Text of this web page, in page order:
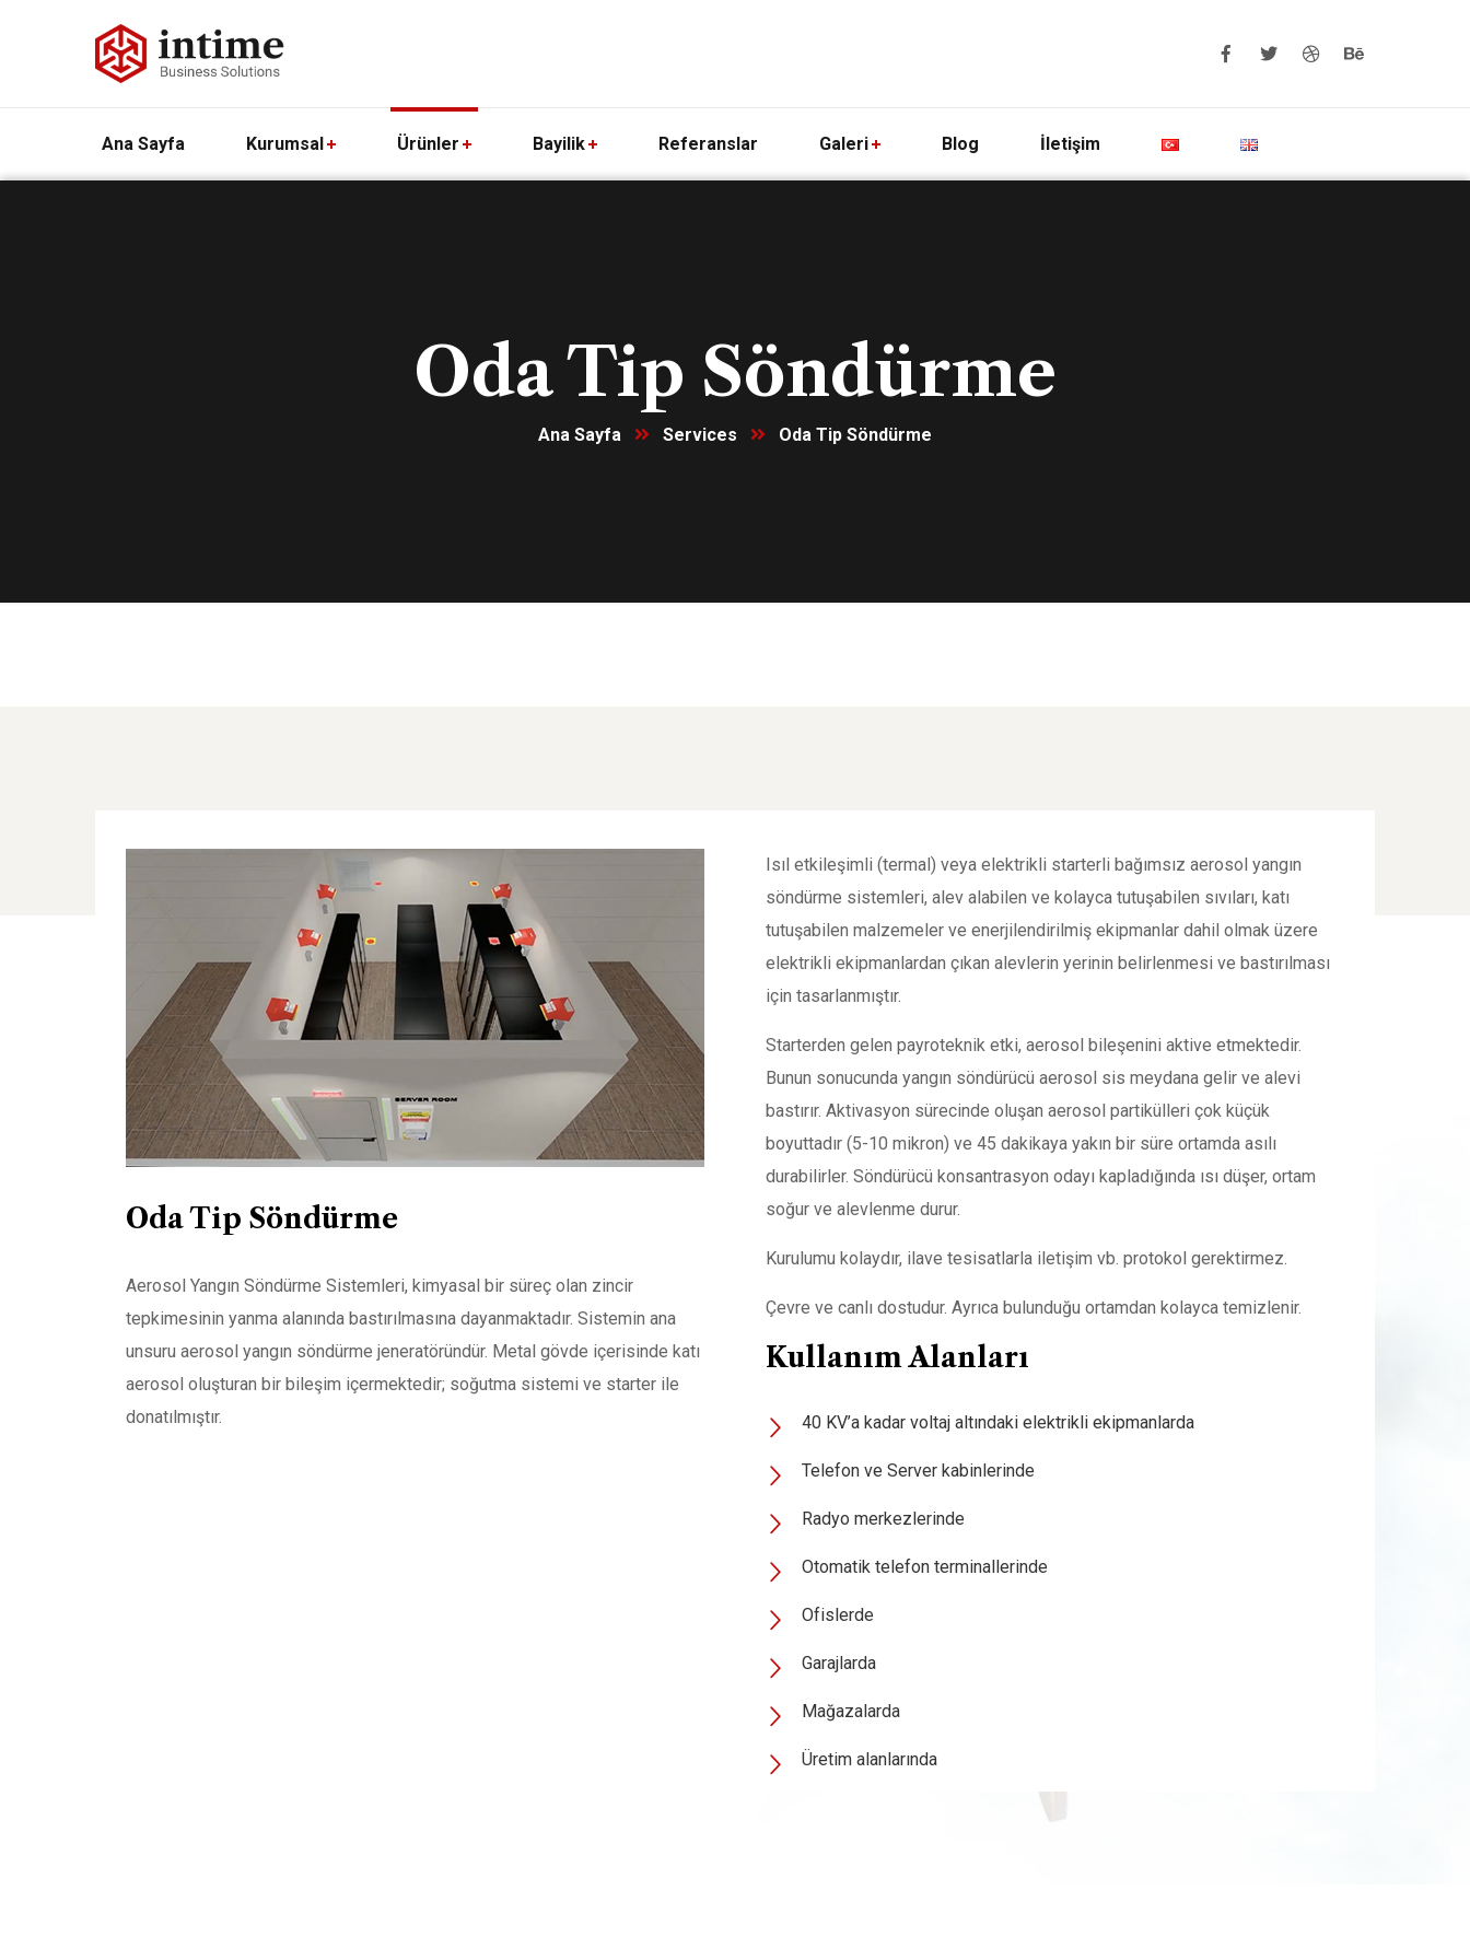
Ana Sayfa Kurumsal Ürünler Bayilik Referanslar Galeri Blog İletişim
Oda Tip Söndürme
Ana Sayfa Services Oda Tip Söndürme
Oda Tip Söndürme
Aerosol Yangın Söndürme Sistemleri, kimyasal bir süreç olan zincir
tepkimesinin yanma alanında bastırılmasına dayanmaktadır. Sistemin ana
unsuru aerosol yangın söndürme jeneratöründür. Metal gövde içerisinde katı
aerosol oluşturan bir bileşim içermektedir; soğutma sistemi ve starter ile
donatılmıştır.
Isıl etkileşimli (termal) veya elektrikli starterli bağımsız aerosol yangın
söndürme sistemleri, alev alabilen ve kolayca tutuşabilen sıvıları, katı
tutuşabilen malzemeler ve enerjilendirilmiş ekipmanlar dahil olmak üzere
elektrikli ekipmanlardan çıkan alevlerin yerinin belirlenmesi ve bastırılması
için tasarlanmıştır.
Starterden gelen payroteknik etki, aerosol bileşenini aktive etmektedir.
Bunun sonucunda yangın söndürücü aerosol sis meydana gelir ve alevi
bastırır. Aktivasyon sürecinde oluşan aerosol partikülleri çok küçük
boyuttadır (5-10 mikron) ve 45 dakikaya yakın bir süre ortamda asılı
durabilirler. Söndürücü konsantrasyon odayı kapladığında ısı düşer, ortam
soğur ve alevlenme durur.
Kurulumu kolaydır, ilave tesisatlarla iletişim vb. protokol gerektirmez.
Çevre ve canlı dostudur. Ayrıca bulunduğu ortamdan kolayca temizlenir.
Kullanım Alanları
40 KV’a kadar voltaj altındaki elektrikli ekipmanlarda
Telefon ve Server kabinlerinde
Radyo merkezlerinde
Otomatik telefon terminallerinde
Ofislerde
Garajlarda
Mağazalarda
Üretim alanlarında